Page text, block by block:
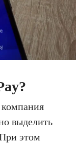
компания
выделить
этом